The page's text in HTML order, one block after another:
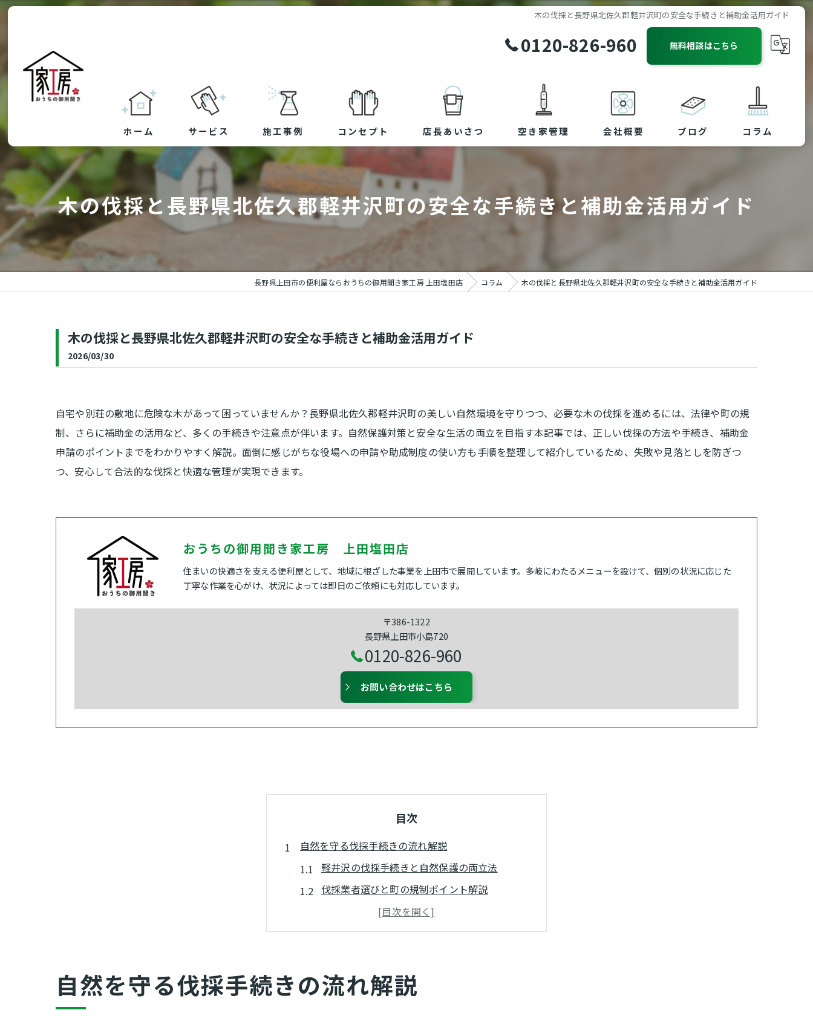
木の伐採と長野県北佐久郡軽井沢町の安全な手続きと補助金活用ガイド
0120-826-960 無料相談はこちら
ホーム サービス
草刈り・防草シート
剪定
ハウスクリーニング
施工事例 コンセプト 店長あいさつ 空き家管理 会社概要 ブログ コラム
木の伐採と長野県北佐久郡軽井沢町の安全な手続きと補助金活用ガイド
長野県上田市の便利屋ならおうちの御用聞き家工房 上田塩田店 コラム 木の伐採と長野県北佐久郡軽井沢町の安全な手続きと補助金活用ガイド
木の伐採と長野県北佐久郡軽井沢町の安全な手続きと補助金活用ガイド
2026/03/30
自宅や別荘の敷地に危険な木があって困っていませんか？長野県北佐久郡軽井沢町の美しい自然環境を守りつつ、必要な木の伐採を進めるには、法律や町の規
制、さらに補助金の活用など、多くの手続きや注意点が伴います。自然保護対策と安全な生活の両立を目指す本記事では、正しい伐採の方法や手続き、補助金
申請のポイントまでをわかりやすく解説。面倒に感じがちな役場への申請や助成制度の使い方も手順を整理して紹介しているため、失敗や見落としを防ぎつ
つ、安心して合法的な伐採と快適な管理が実現できます。
おうちの御用聞き家工房 上田塩田店
住まいの快適さを支える便利屋として、地域に根ざした事業を上田市で展開しています。多岐にわたるメニューを設けて、個別の状況に応じた
丁寧な作業を心がけ、状況によっては即日のご依頼にも対応しています。
〒386-1322
長野県上田市小島720
0120-826-960
お問い合わせはこちら
目次
自然を守る伐採手続きの流れ解説
軽井沢の伐採手続きと自然保護の両立法
伐採業者選びと町の規制ポイント解説
伐採申請時に確認すべき書類と流れ
軽井沢町自然保護対策要綱の理解が重要
安全な伐採に欠かせないポイント集
伐採前の安全確認とリスク管理の基本
自然を守る伐採手続きの流れ解説